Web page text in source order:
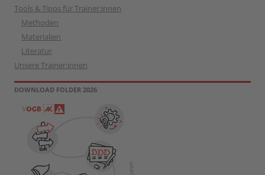
Tools & Tipps für Trainer:innen
Methoden
Materialien
Literatur
Unsere Trainer:innen
DOWNLOAD FOLDER 2026